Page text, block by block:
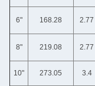
6" 168.28 2.77
8" 219.08 2.77
10" 273.05 3.4